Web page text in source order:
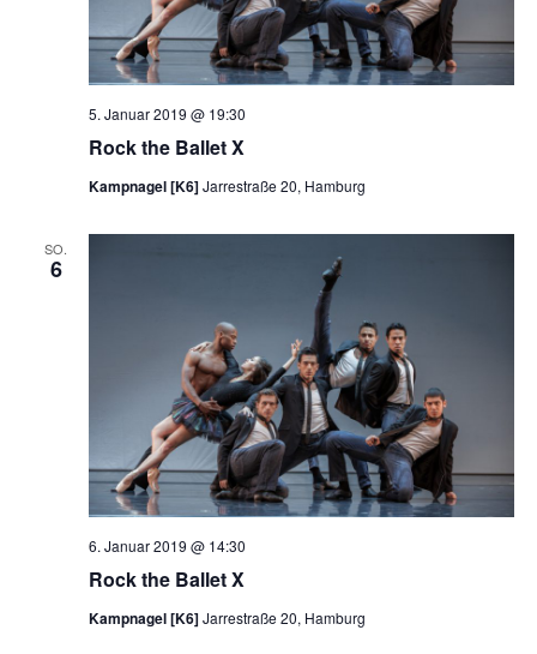
Rock the Ballet X
5. Januar 2019 @ 19:30
Kampnagel [K6]Jarrestraße 20, Hamburg
SO.
6
Rock the Ballet X
6. Januar 2019 @ 14:30
Kampnagel [K6]Jarrestraße 20, Hamburg